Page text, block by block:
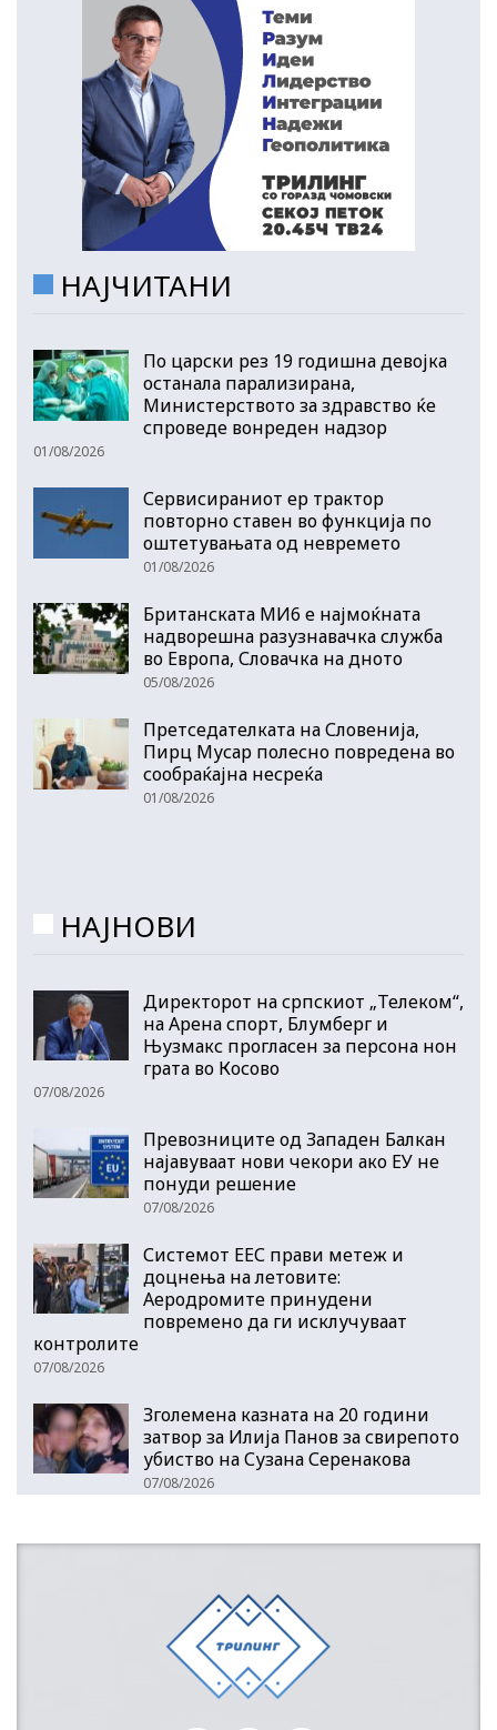
НАЈЧИТАНИ
По царски рез 19 годишна девојка
останала парализирана,
Министерството за здравство ќе
спроведе вонреден надзор
01/08/2026
Сервисираниот ер трактор
повторно ставен во функција по
оштетувањата од невремето
01/08/2026
Британската МИ6 е најмоќната
надворешна разузнавачка служба
во Европа, Словачка на дното
05/08/2026
Претседателката на Словенија,
Пирц Мусар полесно повредена во
сообраќајна несреќа
01/08/2026
НАЈНОВИ
Директорот на српскиот „Телеком“,
на Арена спорт, Блумберг и
Њузмакс прогласен за персона нон
грата во Косово
07/08/2026
Превозниците од Западен Балкан
најавуваат нови чекори ако ЕУ не
понуди решение
07/08/2026
Системот ЕЕС прави метеж и
доцнења на летовите:
Аеродромите принудени
повремено да ги исклучуваат
контролите
07/08/2026
Зголемена казната на 20 години
затвор за Илија Панов за свирепото
убиство на Сузана Серенакова
07/08/2026